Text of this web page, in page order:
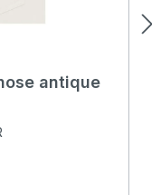
antique